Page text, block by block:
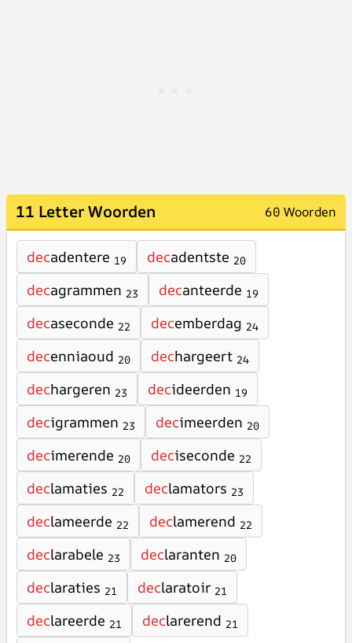
11 Letter Woorden 60 Woorden
decadentere 19 decadentste 20
decagrammen 23 decanteerde 19
decaseconde 22 decemberdag 24
decenniaoud 20 dechargeert 24
dechargeren 23 decideerden 19
decigrammen 23 decimeerden 20
decimerende 20 deciseconde 22
declamaties 22 declamators 23
declameerde 22 declamerend 22
declarabele 23 declaranten 20
declaraties 21 declaratoir 21
declareerde 21 declarerend 21